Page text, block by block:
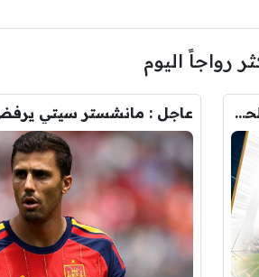
رواجاً اليوم
بعد ضياع صفقة رودري.. لاعبان مرشحان لحل أزمة ريال مدريد